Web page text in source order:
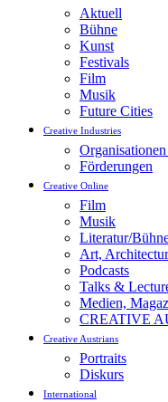
Aktuell
Bühne
Kunst
Festivals
Film
Musik
Future Cities
Creative Industries
Förderungen
Creative Online
Film
Musik
Literatur/
Art,
Podcasts
Talks &
Medien,
CREATIVE
Creative Austrians
Portraits
Diskurs
International